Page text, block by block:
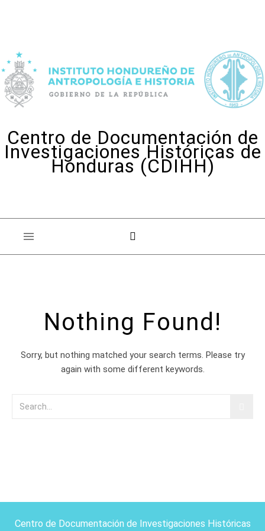
Centro de Documentación de
Investigaciones Históricas de
Honduras (CDIHH)
Nothing Found!
Sorry, but nothing matched your search terms. Please try
again with some different keywords.
Centro de Documentación de Investigaciones Históricas